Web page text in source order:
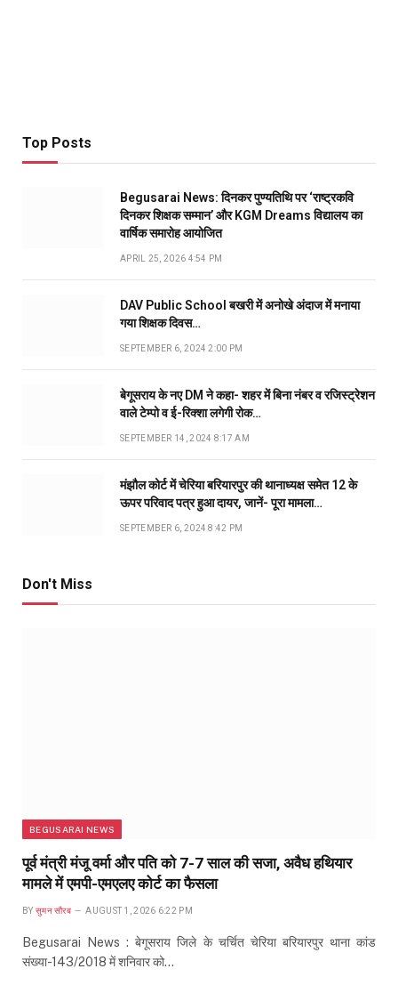
Top Posts
Begusarai News: दिनकर पुण्यतिथि पर ‘राष्ट्रकवि
दिनकर शिक्षक सम्मान’ और KGM Dreams विद्यालय का
वार्षिक समारोह आयोजित
APRIL 25, 2026 4:54 PM
DAV Public School बखरी में अनोखे अंदाज में मनाया
गया शिक्षक दिवस…
SEPTEMBER 6, 2024 2:00 PM
बेगूसराय के नए DM ने कहा- शहर में बिना नंबर व रजिस्ट्रेशन
वाले टेम्पो व ई-रिक्शा लगेगी रोक…
SEPTEMBER 14, 2024 8:17 AM
मंझौल कोर्ट में चेरिया बरियारपुर की थानाध्यक्ष समेत 12 के
ऊपर परिवाद पत्र हुआ दायर, जानें- पूरा मामला…
SEPTEMBER 6, 2024 8:42 PM
Don't Miss
BEGUSARAI NEWS
पूर्व मंत्री मंजू वर्मा और पति को 7-7 साल की सजा, अवैध हथियार
मामले में एमपी-एमएलए कोर्ट का फैसला
BY सुमन सौरब AUGUST 1, 2026 6:22 PM
Begusarai News : बेगूसराय जिले के चर्चित चेरिया बरियारपुर थाना कांड
संख्या-143/2018 में शनिवार को…